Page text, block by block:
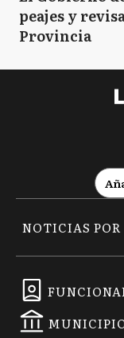
peajes y
Provincia
NOTICIAS POR